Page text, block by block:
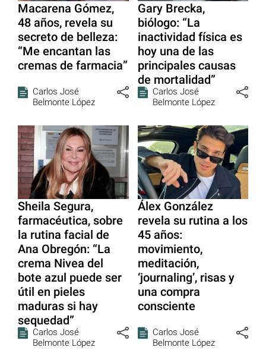
Macarena Gómez,
48 años, revela su
secreto de belleza:
“Me encantan las
cremas de farmacia”
Carlos José
Belmonte López
Gary Brecka,
biólogo: “La
inactividad física es
hoy una de las
principales causas
de mortalidad”
Carlos José
Belmonte López
Sheila Segura,
farmacéutica, sobre
la rutina facial de
Ana Obregón: “La
crema Nivea del
bote azul puede ser
útil en pieles
maduras si hay
sequedad”
Carlos José
Belmonte López
Álex González
revela su rutina a los
45 años:
movimiento,
meditación,
‘journaling’, risas y
una compra
consciente
Carlos José
Belmonte López